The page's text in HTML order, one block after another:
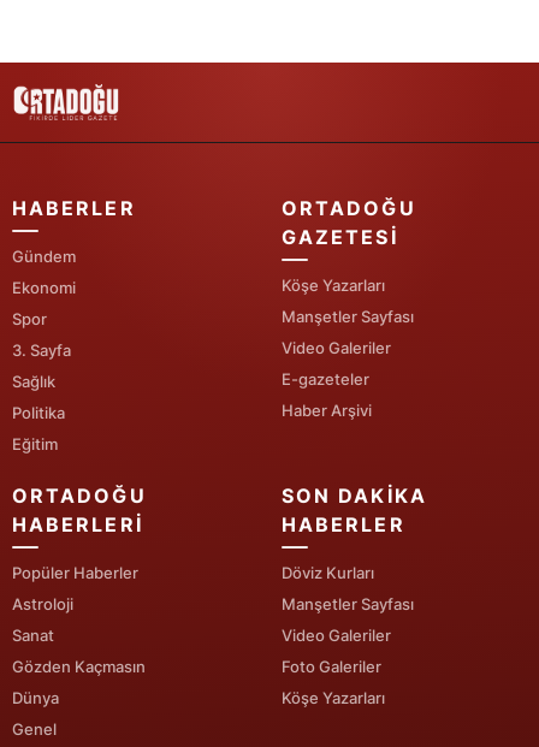
Aksaray
Bayburt
Karaman
Kırıkkale
Batman
Bartın
Ardahan
Iğdır
Yalova
Karabük
HABERLER
Gündem
Ekonomi
Spor
3. Sayfa
Sağlık
Politika
Eğitim
ORTADOĞU
GAZETESI
Köşe Yazarları
Manşetler Sayfası
Video Galeriler
E-gazeteler
Haber Arşivi
ORTADOĞU
HABERLERI
Popüler Haberler
Astroloji
Sanat
Gözden Kaçmasın
Dünya
Genel
SON DAKIKA
HABERLER
Döviz Kurları
Manşetler Sayfası
Video Galeriler
Foto Galeriler
Köşe Yazarları